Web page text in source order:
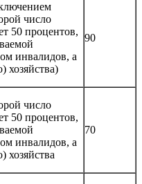
число
50 процентов,
инвалидов, а
хозяйства)
90
число
50 процентов,
инвалидов, а
хозяйства
70